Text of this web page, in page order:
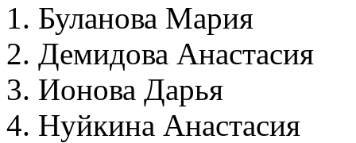
1. Буланова Мария
2. Демидова Анастасия
3. Ионова Дарья
4. Нуйкина Анастасия